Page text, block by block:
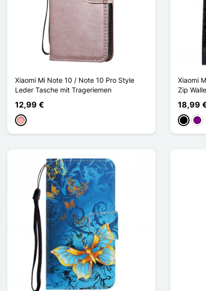
Xiaomi Mi Note 10 / Note 10 Pro Style
Leder Tasche mit Trageriemen
12,99 €
Roségold
Xiaomi
Zip
18,99
Schwarz